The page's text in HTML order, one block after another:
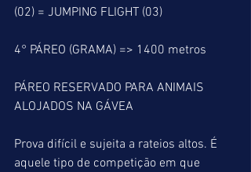
(02) = JUMPING FLIGHT (03)
4° PÁREO (GRAMA) => 1400 metros
PÁREO RESERVADO PARA ANIMAIS
ALOJADOS NA GÁVEA
Prova difícil e sujeita a rateios altos. É
aquele tipo de competição em que